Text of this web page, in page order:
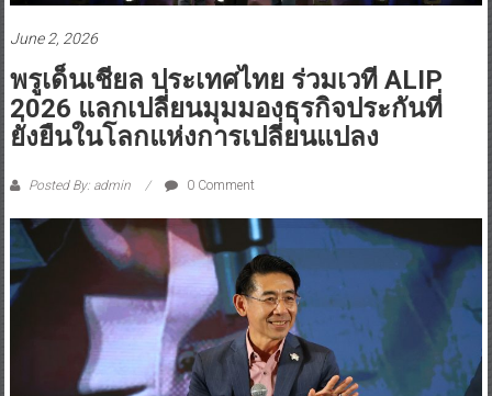
June 2, 2026
พรูเด็นเชียล ประเทศไทย ร่วมเวที ALIP
2026 แลกเปลี่ยนมุมมองธุรกิจประกันที่
ยั่งยืนในโลกแห่งการเปลี่ยนแปลง
Posted By: admin 0 Comment